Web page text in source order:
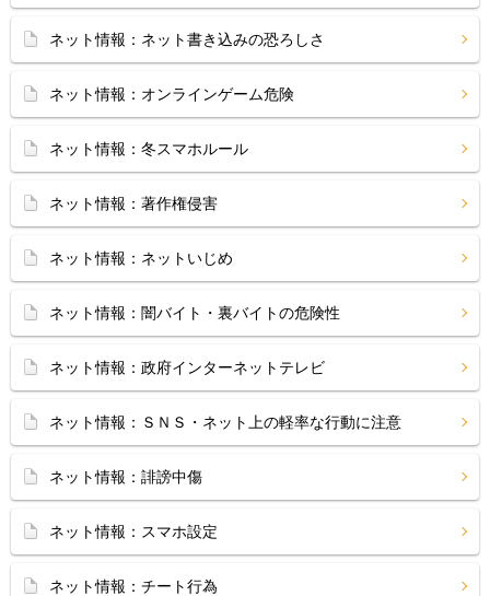
ネット情報：ネット書き込みの恐ろしさ
ネット情報：オンラインゲーム危険
ネット情報：冬スマホルール
ネット情報：著作権侵害
ネット情報：ネットいじめ
ネット情報：闇バイト・裏バイトの危険性
ネット情報：政府インターネットテレビ
ネット情報：ＳＮＳ・ネット上の軽率な行動に注意
ネット情報：誹謗中傷
ネット情報：スマホ設定
ネット情報：チート行為